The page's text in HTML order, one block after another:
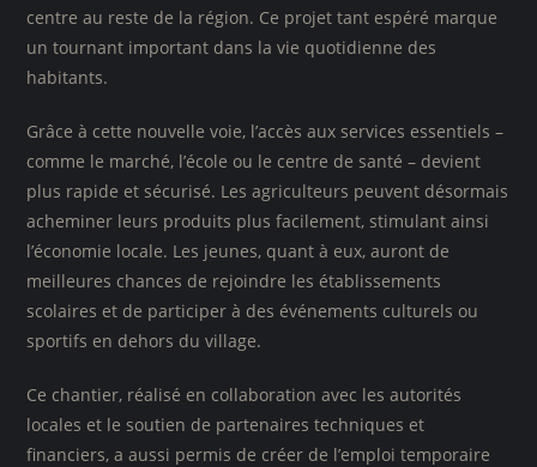
centre au reste de la région. Ce projet tant espéré marque
un tournant important dans la vie quotidienne des
habitants.
Grâce à cette nouvelle voie, l’accès aux services essentiels –
comme le marché, l’école ou le centre de santé – devient
plus rapide et sécurisé. Les agriculteurs peuvent désormais
acheminer leurs produits plus facilement, stimulant ainsi
l’économie locale. Les jeunes, quant à eux, auront de
meilleures chances de rejoindre les établissements
scolaires et de participer à des événements culturels ou
sportifs en dehors du village.
Ce chantier, réalisé en collaboration avec les autorités
locales et le soutien de partenaires techniques et
financiers, a aussi permis de créer de l’emploi temporaire